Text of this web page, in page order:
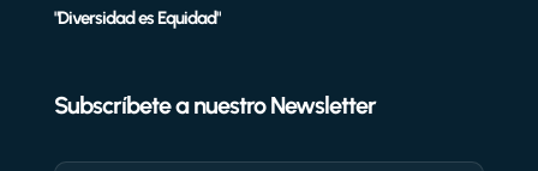
"Diversidad es Equidad"
Subscríbete a nuestro Newsletter